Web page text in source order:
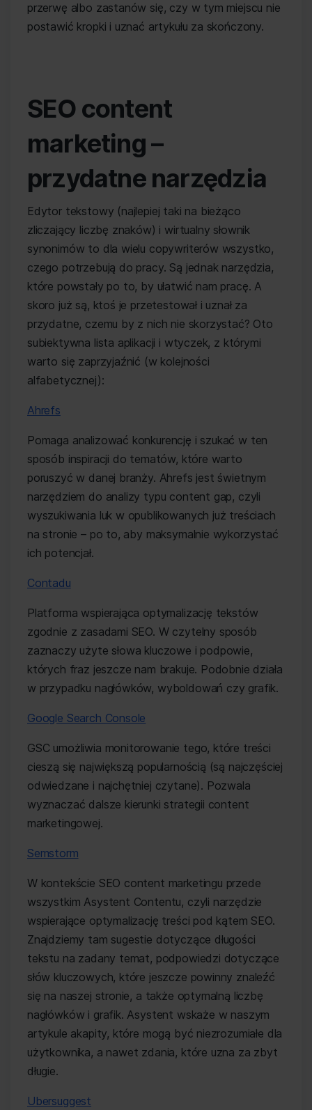
przerwę albo zastanów się, czy w tym miejscu nie
postawić kropki i uznać artykułu za skończony.
SEO content
marketing –
przydatne narzędzia
Edytor tekstowy (najlepiej taki na bieżąco
zliczający liczbę znaków) i wirtualny słownik
synonimów to dla wielu copywriterów wszystko,
czego potrzebują do pracy. Są jednak narzędzia,
które powstały po to, by ułatwić nam pracę. A
skoro już są, ktoś je przetestował i uznał za
przydatne, czemu by z nich nie skorzystać? Oto
subiektywna lista aplikacji i wtyczek, z którymi
warto się zaprzyjaźnić (w kolejności
alfabetycznej):
Ahrefs
Pomaga analizować konkurencję i szukać w ten
sposób inspiracji do tematów, które warto
poruszyć w danej branży. Ahrefs jest świetnym
narzędziem do analizy typu content gap, czyli
wyszukiwania luk w opublikowanych już treściach
na stronie – po to, aby maksymalnie wykorzystać
ich potencjał.
Contadu
Platforma wspierająca optymalizację tekstów
zgodnie z zasadami SEO. W czytelny sposób
zaznaczy użyte słowa kluczowe i podpowie,
których fraz jeszcze nam brakuje. Podobnie działa
w przypadku nagłówków, wyboldowań czy grafik.
Google Search Console
GSC umożliwia monitorowanie tego, które treści
cieszą się największą popularnością (są najczęściej
odwiedzane i najchętniej czytane). Pozwala
wyznaczać dalsze kierunki strategii content
marketingowej.
Semstorm
W kontekście SEO content marketingu przede
wszystkim Asystent Contentu, czyli narzędzie
wspierające optymalizację treści pod kątem SEO.
Znajdziemy tam sugestie dotyczące długości
tekstu na zadany temat, podpowiedzi dotyczące
słów kluczowych, które jeszcze powinny znaleźć
się na naszej stronie, a także optymalną liczbę
nagłówków i grafik. Asystent wskaże w naszym
artykule akapity, które mogą być niezrozumiałe dla
użytkownika, a nawet zdania, które uzna za zbyt
długie.
Ubersuggest